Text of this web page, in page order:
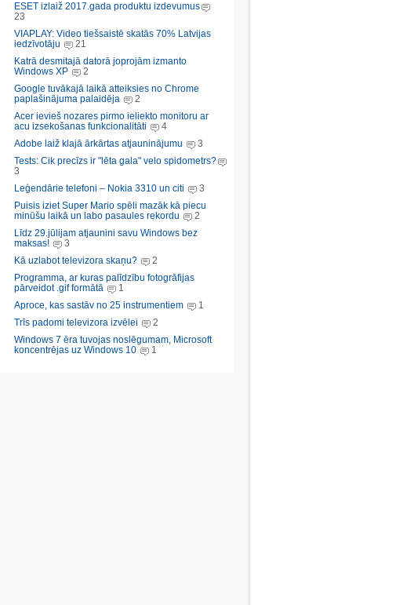
ESET izlaiž 2017.gada produktu izdevumus
23
VIAPLAY: Video tiešsaistē skatās 70% Latvijas
iedzīvotāju
21
Katrā desmitajā datorā joprojām izmanto
Windows XP
2
Google tuvākajā laikā atteiksies no Chrome
paplašinājuma palaidēja
2
Acer ievieš nozares pirmo ieliekto monitoru ar
acu izsekošanas funkcionalitāti
4
Adobe laiž klajā ārkārtas atjauninājumu
3
Tests: Cik precīzs ir "lēta gala" velo spidometrs?
3
Leģendārie telefoni – Nokia 3310 un citi
3
Puisis iziet Super Mario spēli mazāk kā piecu
minūšu laikā un labo pasaules rekordu
2
Līdz 29.jūlijam atjaunini savu Windows bez
maksas!
3
Kā uzlabot televizora skaņu?
2
Programma, ar kuras palīdzību fotogrāfijas
pārveidot .gif formātā
1
Aproce, kas sastāv no 25 instrumentiem
1
Trīs padomi televizora izvēlei
2
Windows 7 ēra tuvojas noslēgumam, Microsoft
koncentrējas uz Windows 10
1